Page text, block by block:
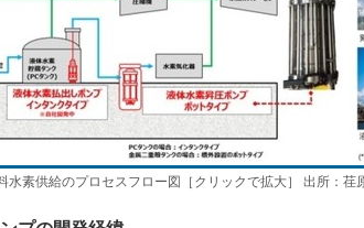
水素供給のプロセスフロー図［クリックで拡大］ 出所：荏